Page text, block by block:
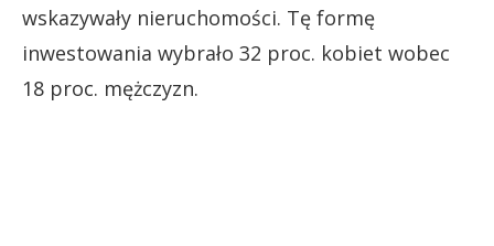
wskazywały nieruchomości. Tę formę
inwestowania wybrało 32 proc. kobiet wobec
18 proc. mężczyzn.